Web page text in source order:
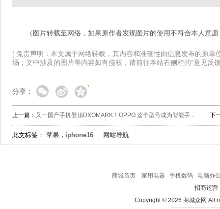
（图片转载至网络，如果原作者发现图片的使用不符合本人意
[ 免责声明：本文属于网络转载，其内容和准确性由信息发布的原
场；文中涉及的图片等内容如有侵权，请前往本站右侧栏的“意见反
分享：
上一篇： 又一国产手机登顶DXOMARK！OPPO 这个型号成为智能手... 下
此文标签：苹果，iphone16 网站导航
商城首页 家用电器 手机数码
电脑办
招商运营
Copyright © 2026 商城众网 All